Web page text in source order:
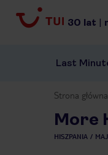
30 lat |
Last
Strona główna
More
HISZPANIA